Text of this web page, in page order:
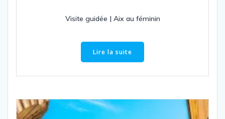
Visite guidée | Aix au féminin
Lire la suite